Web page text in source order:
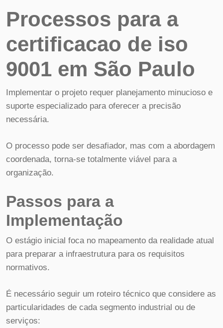
Processos para a
certificacao de iso
9001 em São Paulo
Implementar o projeto requer planejamento minucioso e
suporte especializado para oferecer a precisão
necessária.
O processo pode ser desafiador, mas com a abordagem
coordenada, torna-se totalmente viável para a
organização.
Passos para a
Implementação
O estágio inicial foca no mapeamento da realidade atual
para preparar a infraestrutura para os requisitos
normativos.
É necessário seguir um roteiro técnico que considere as
particularidades de cada segmento industrial ou de
serviços: